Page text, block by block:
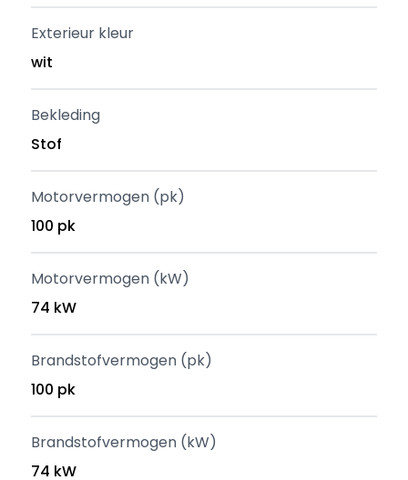
Exterieur kleur
wit
Bekleding
Stof
Motorvermogen (pk)
100 pk
Motorvermogen (kW)
74 kW
Brandstofvermogen (pk)
100 pk
Brandstofvermogen (kW)
74 kW